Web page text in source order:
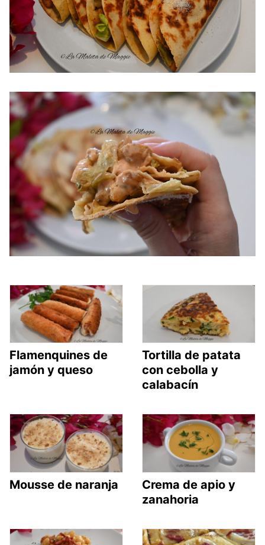
Flamenquines de
jamón y queso
Tortilla de patata
con cebolla y
calabacín
Mousse de naranja
Crema de apio y
zanahoria